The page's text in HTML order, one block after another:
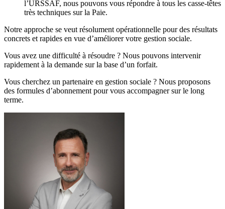
l’URSSAF, nous pouvons vous répondre à tous les casse-têtes
très techniques sur la Paie.
Notre approche se veut résolument opérationnelle pour des résultats
concrets et rapides en vue d’améliorer votre gestion sociale.
Vous avez une difficulté à résoudre ? Nous pouvons intervenir
rapidement à la demande sur la base d’un forfait.
Vous cherchez un partenaire en gestion sociale ? Nous proposons
des formules d’abonnement pour vous accompagner sur le long
terme.